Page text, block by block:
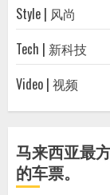
Style | 风尚
Tech | 新科技
Video | 视频
马来西亚最
的车票。